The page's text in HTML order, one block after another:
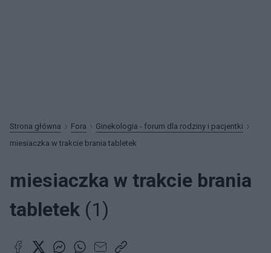
Strona główna Fora
Ginekologia - forum dla rodziny i pacjentki
miesiaczka w trakcie brania tabletek
miesiaczka w trakcie brania
tabletek (1)